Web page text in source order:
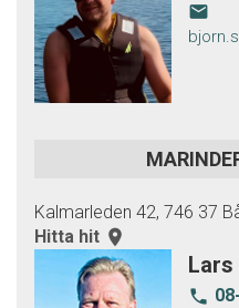
email
Kalmarleden 42, 746 37
Hitta hit room
Lars
local_phone